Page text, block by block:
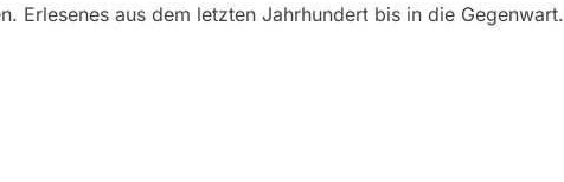
Erlesenes aus dem letzten Jahrhundert bis in die Gegenwart.